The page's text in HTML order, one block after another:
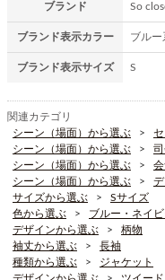
ブランド So
ブランド表示カラー ブルー
ブランド表示サイズ S
関連カテゴリ
シーン（場面）から選ぶ
シーン（場面）から選ぶ
シーン（場面）から選ぶ
シーン（場面）から選ぶ
サイズから選ぶ
Sサイズ
色から選ぶ
ブルー・ネイビ
デザインから選ぶ
柄物
袖丈から選ぶ
長袖
種類から選ぶ
ジャケット